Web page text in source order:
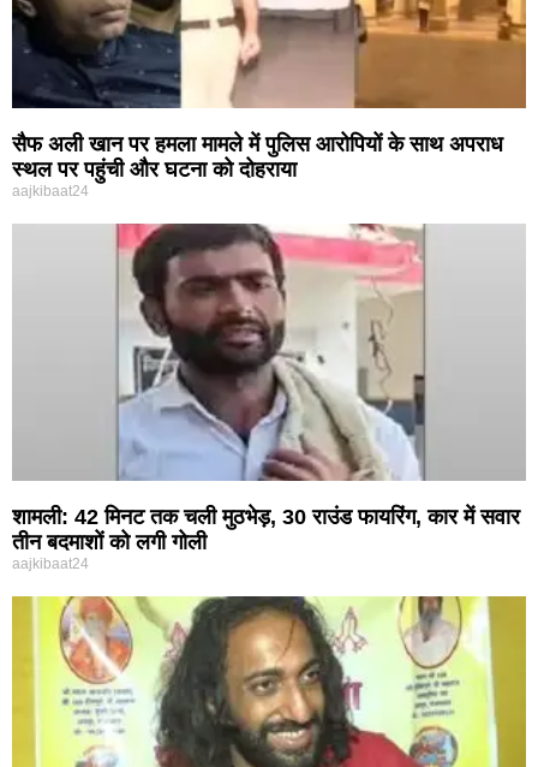
सैफ अली खान पर हमला मामले में पुलिस आरोपियों के साथ अपराध
स्थल पर पहुंची और घटना को दोहराया
aajkibaat24
शामली: 42 मिनट तक चली मुठभेड़, 30 राउंड फायरिंग, कार में सवार
तीन बदमाशों को लगी गोली
aajkibaat24